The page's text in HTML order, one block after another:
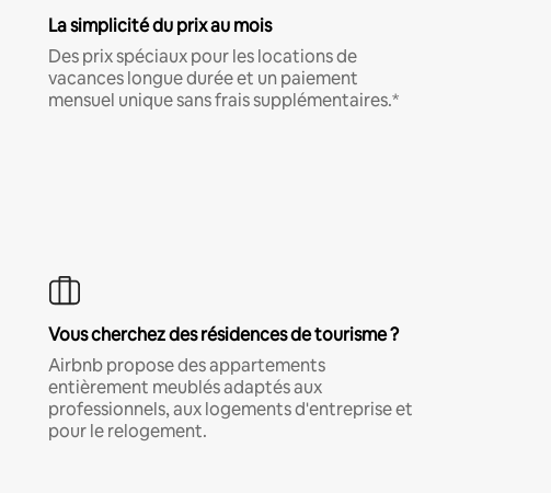
La simplicité du prix au mois
Des prix spéciaux pour les locations de
vacances longue durée et un paiement
mensuel unique sans frais supplémentaires.*
Vous cherchez des résidences de tourisme ?
Airbnb propose des appartements
entièrement meublés adaptés aux
professionnels, aux logements d'entreprise et
pour le relogement.